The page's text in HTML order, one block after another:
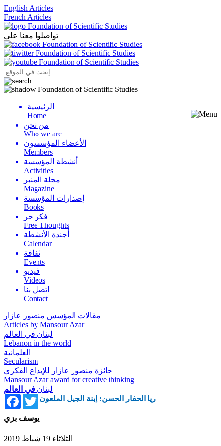
English Articles
French Articles
تواصلوا معنا على
Menu
الرئيسية
Home
من نحن
Who we are
الأعضاء المؤسسون
Members
أنشطة المؤسسة
Activities
مجلة المنبر
Magazine
إصدارات المؤسسة
Books
فكر حر
Free Thoughts
أجندة الأنشطة
Calendar
ثقافة
Events
فيديو
Videos
اتصل بنا
Contact
مقالات المؤسس منصور عازار
Articles by Mansour Azar
لبنان في العالم
Lebanon in the world
العلمانية
Secularism
جائزة منصور عازار للإبداع الفكري
Mansour Azar award for creative thinking
لبنان في العالم
Facebook
Twitter
ريا الحفار الحسن: إبنة الجيل الملعون
يوسف بزي
الثلاثاء 19 شباط 2019